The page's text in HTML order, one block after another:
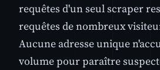
requêtes d'un seul scraper
requêtes de nombreux
Aucune adresse unique
volume pour paraître